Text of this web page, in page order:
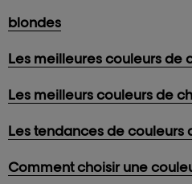
blondes
Les meilleures couleurs de
Les meilleurs couleurs de
Les tendances de couleurs
Comment choisir une